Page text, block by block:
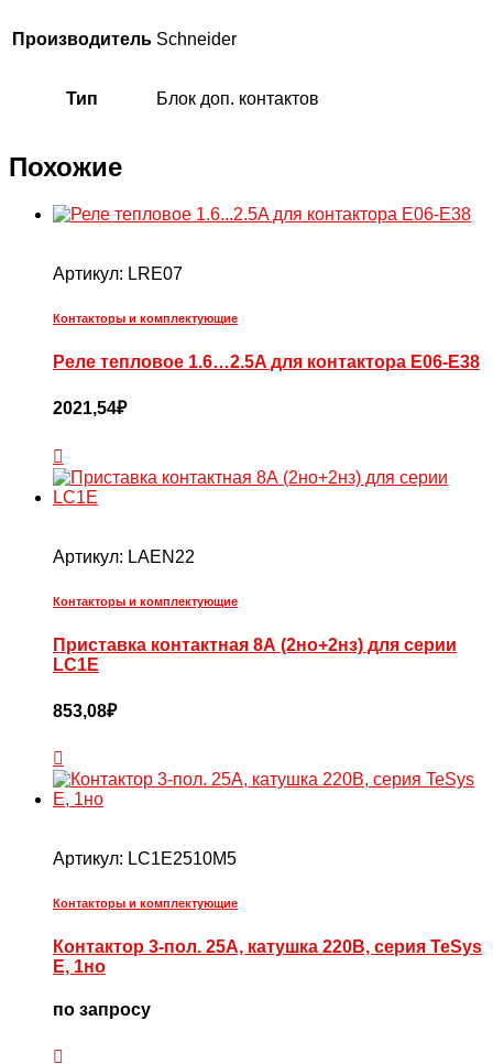
Производитель Schneider
Тип Блок доп. контактов
Похожие
Артикул: LRE07
Контакторы и комплектующие
Реле тепловое 1.6…2.5A для контактора Е06-Е38
2021,54₽
Артикул: LAEN22
Контакторы и комплектующие
Приставка контактная 8А (2но+2нз) для серии
LC1E
853,08₽
Артикул: LC1E2510M5
Контакторы и комплектующие
Контактор 3-пол. 25А, катушка 220В, серия TeSys
E, 1но
по запросу